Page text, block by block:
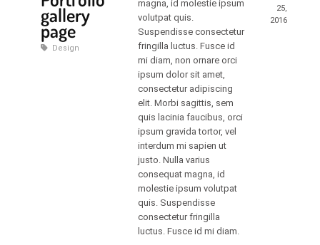
gallery
page
Design
25,
2016
magna, id molestie ipsum
volutpat quis.
Suspendisse consectetur
fringilla luctus. Fusce id
mi diam, non ornare orci
ipsum dolor sit amet,
consectetur adipiscing
elit. Morbi sagittis, sem
quis lacinia faucibus, orci
ipsum gravida tortor, vel
interdum mi sapien ut
justo. Nulla varius
consequat magna, id
molestie ipsum volutpat
quis. Suspendisse
consectetur fringilla
luctus. Fusce id mi diam.